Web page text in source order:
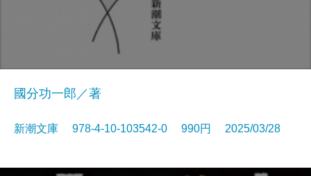
國分功一郎／著
新潮文庫 978-4-10-103542-0 990円 2025/03/28